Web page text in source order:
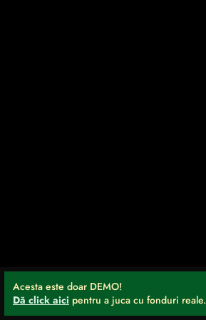
Acesta este doar DEMO!
Dă click aici pentru a juca cu fonduri reale.